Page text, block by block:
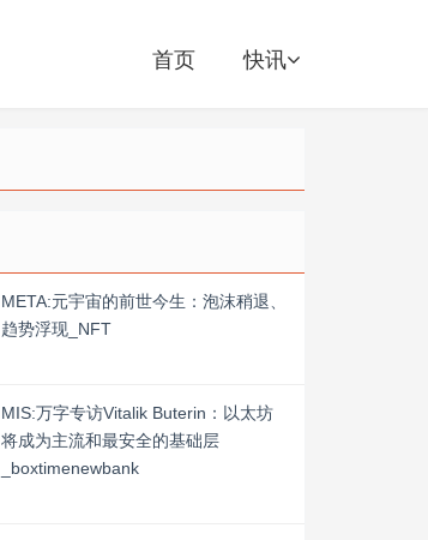
首页 快讯
META:元宇宙的前世今生：泡沫稍退、
趋势浮现_NFT
MIS:万字专访Vitalik Buterin：以太坊
将成为主流和最安全的基础层
_boxtimenewbank